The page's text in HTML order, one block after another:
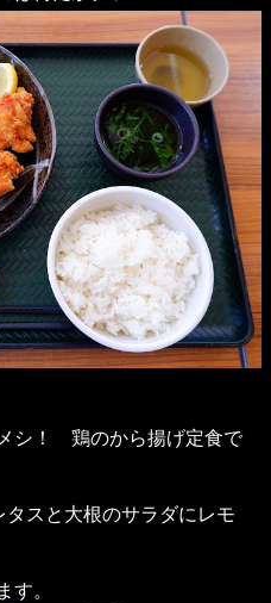
シ！ 鶏のから揚げ定食で
スと大根のサラダにレモ
。